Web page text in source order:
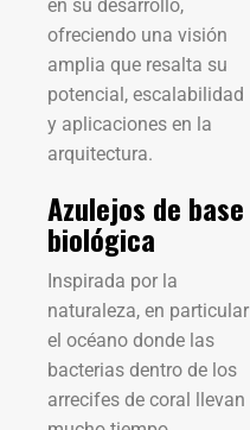
en su desarrollo,
ofreciendo una visión
amplia que resalta su
potencial, escalabilidad
y aplicaciones en la
arquitectura.
Azulejos de base
biológica
Inspirada por la
naturaleza, en particular
el océano donde las
bacterias dentro de los
arrecifes de coral llevan